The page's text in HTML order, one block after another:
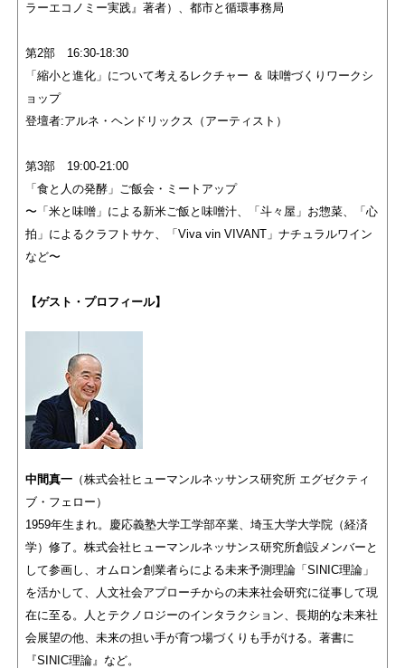
ラーエコノミー実践』著者）、都市と循環事務局
第2部 16:30-18:30
「縮小と進化」について考えるレクチャー ＆ 味噌づくりワークシ
ョップ
登壇者:アルネ・ヘンドリックス（アーティスト）
第3部 19:00-21:00
「食と人の発酵」ご飯会・ミートアップ
〜「米と味噌」による新米ご飯と味噌汁、「斗々屋」お惣菜、「心
拍」によるクラフトサケ、「Viva vin VIVANT」ナチュラルワイン
など〜
【ゲスト・プロフィール】
中間真一 （株式会社ヒューマンルネッサンス研究所 エグゼクティ
ブ・フェロー）
1959年生まれ。慶応義塾大学工学部卒業、埼玉大学大学院（経済
学）修了。株式会社ヒューマンルネッサンス研究所創設メンバーと
して参画し、オムロン創業者らによる未来予測理論「SINIC理論」
を活かして、人文社会アプローチからの未来社会研究に従事して現
在に至る。人とテクノロジーのインタラクション、長期的な未来社
会展望の他、未来の担い手が育つ場づくりも手がける。著書に
『SINIC理論』など。